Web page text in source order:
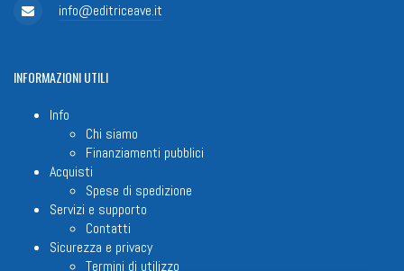
info@editriceave.it
INFORMAZIONIUTILI
Info
Chi siamo
Finanziamenti pubblici
Acquisti
Spese di spedizione
Servizi e supporto
Contatti
Sicurezza e privacy
Termini di utilizzo